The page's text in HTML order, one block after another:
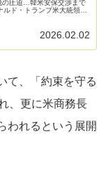
の圧迫…韓米安保交渉まで
ド・トランプ米大統領が
2026.02.02
て、「約束を守る
、更に米商務長
われるという展開